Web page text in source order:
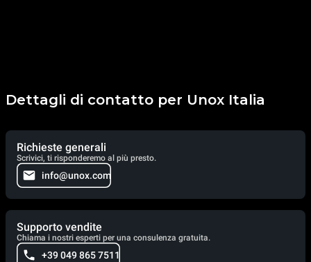
Dettagli di contatto per Unox Italia
Richieste generali
Scrivici, ti risponderemo al più presto.
info@unox.com
Supporto vendite
Chiama i nostri esperti per una consulenza gratuita.
+39 049 865 7511